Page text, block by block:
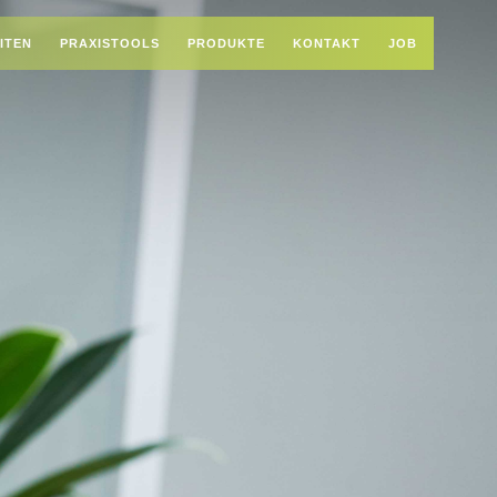
PRAXISTOOLS PRODUKTE KONTAKT JOB